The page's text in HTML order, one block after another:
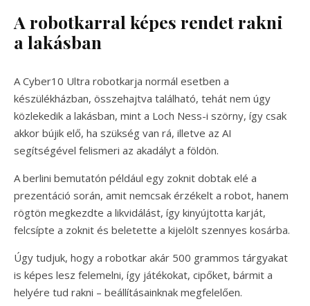
A robotkarral képes rendet rakni
a lakásban
A Cyber10 Ultra robotkarja normál esetben a
készülékházban, összehajtva található, tehát nem úgy
közlekedik a lakásban, mint a Loch Ness-i szörny, így csak
akkor bújik elő, ha szükség van rá, illetve az AI
segítségével felismeri az akadályt a földön.
A berlini bemutatón például egy zoknit dobtak elé a
prezentáció során, amit nemcsak érzékelt a robot, hanem
rögtön megkezdte a likvidálást, így kinyújtotta karját,
felcsípte a zoknit és beletette a kijelölt szennyes kosárba.
Úgy tudjuk, hogy a robotkar akár 500 grammos tárgyakat
is képes lesz felemelni, így játékokat, cipőket, bármit a
helyére tud rakni – beállításainknak megfelelően.